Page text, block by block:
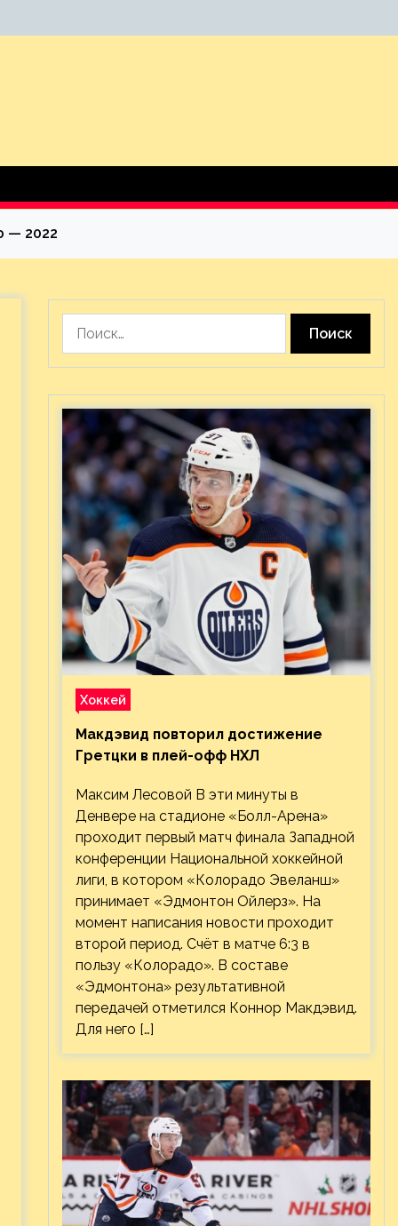
— 2022
Хоккей
Макдэвид повторил достижение
Гретцки в плей-офф НХЛ
Максим Лесовой В эти минуты в
Денвере на стадионе «Болл-Арена»
проходит первый матч финала Западной
конференции Национальной хоккейной
лиги, в котором «Колорадо Эвеланш»
принимает «Эдмонтон Ойлерз». На
момент написания новости проходит
второй период. Счёт в матче 6:3 в
пользу «Колорадо». В составе
«Эдмонтона» результативной
передачей отметился Коннор Макдэвид.
Для него […]